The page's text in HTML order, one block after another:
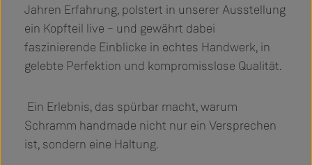
Jahren Erfahrung, polstert in unserer Ausstellung
ein Kopfteil live – und gewährt dabei
faszinierende Einblicke in echtes Handwerk, in
gelebte Perfektion und kompromisslose Qualität.
Ein Erlebnis, das spürbar macht, warum
Schramm handmade nicht nur ein Versprechen
ist, sondern eine Haltung.